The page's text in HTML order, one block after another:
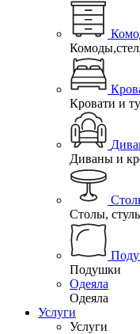
Кровати и
Диваны и
Столы,
Подушки
Одеяла
Одеяла
Услуги
Услуги